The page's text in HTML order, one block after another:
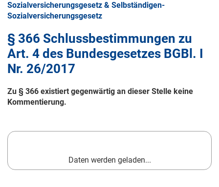
Sozialversicherungsgesetz & Selbständigen-
Sozialversicherungsgesetz
§ 366 Schlussbestimmungen zu
Art. 4 des Bundesgesetzes BGBl. I
Nr. 26/2017
Zu § 366 existiert gegenwärtig an dieser Stelle keine
Kommentierung.
Daten werden geladen...